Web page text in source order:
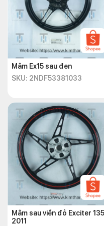
Mâm Ex15 sau đen
SKU: 2NDF53381033
Mâm sau viền đỏ Exciter 135
2011